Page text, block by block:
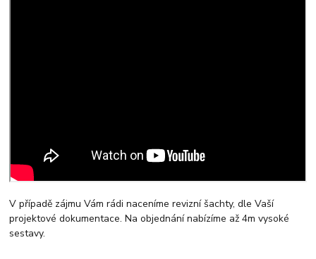
V případě zájmu Vám rádi naceníme revizní šachty, dle Vaší
projektové dokumentace. Na objednání nabízíme až 4m vysoké
sestavy.